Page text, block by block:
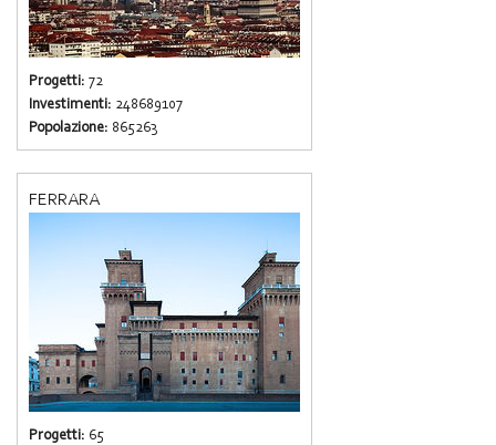
Progetti: 72
Investimenti: 248689107
Popolazione: 865263
FERRARA
Progetti: 65